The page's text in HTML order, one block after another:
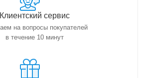
Клиентский сервис
на вопросы покупателей
в течение 10 минут